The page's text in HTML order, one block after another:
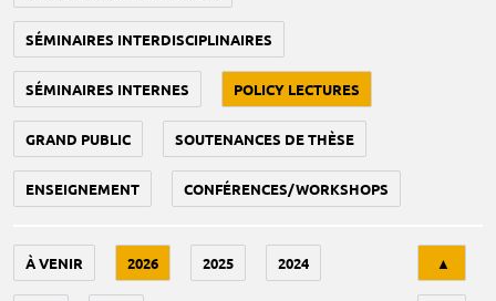
SÉMINAIRES INTERDISCIPLINAIRES
SÉMINAIRES INTERNES POLICY LECTURES
GRAND PUBLIC SOUTENANCES DE THÈSE
ENSEIGNEMENT CONFÉRENCES/WORKSHOPS
À VENIR 2026 2025 2024 ▲